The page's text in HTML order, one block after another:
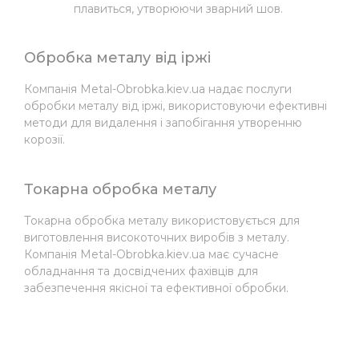
плавиться, утворюючи зварний шов.
Обробка металу від іржі
Компанія Metal-Obrobka.kiev.ua надає послуги
обробки металу від іржі, використовуючи ефективні
методи для видалення і запобігання утворенню
корозії.
Токарна обробка металу
Токарна обробка металу використовується для
виготовлення високоточних виробів з металу.
Компанія Metal-Obrobka.kiev.ua має сучасне
обладнання та досвідчених фахівців для
забезпечення якісної та ефективної обробки.